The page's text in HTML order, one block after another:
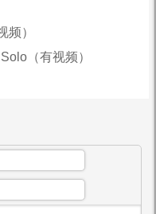
频）
（有视频）